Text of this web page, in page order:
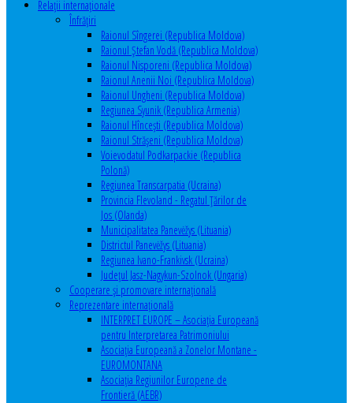
Relaţii internaţionale
Înfrăţiri
Raionul Sîngerei (Republica Moldova)
Raionul Ștefan Vodă (Republica Moldova)
Raionul Nisporeni (Republica Moldova)
Raionul Anenii Noi (Republica Moldova)
Raionul Ungheni (Republica Moldova)
Regiunea Syunik (Republica Armenia)
Raionul Hîncești (Republica Moldova)
Raionul Străşeni (Republica Moldova)
Voievodatul Podkarpackie (Republica
Polonă)
Regiunea Transcarpatia (Ucraina)
Provincia Flevoland - Regatul Ţărilor de
Jos (Olanda)
Municipalitatea Panevėžys (Lituania)
Districtul Panevėžys (Lituania)
Regiunea Ivano-Frankivsk (Ucraina)
Judeţul Jasz-Nagykun-Szolnok (Ungaria)
Cooperare şi promovare internaţională
Reprezentare internaţională
INTERPRET EUROPE – Asociația Europeană
pentru Interpretarea Patrimoniului
Asociația Europeană a Zonelor Montane -
EUROMONTANA
Asociația Regiunilor Europene de
Frontieră (AEBR)